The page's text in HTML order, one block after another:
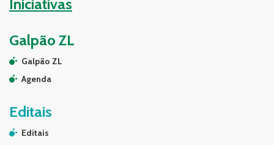
Iniciativas
Galpão ZL
Galpão ZL
Agenda
Editais
Editais